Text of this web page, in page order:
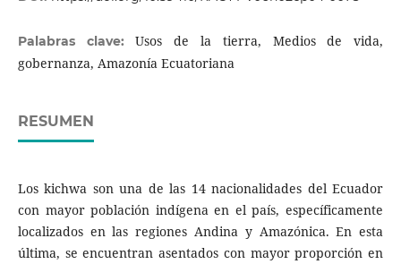
Palabras clave:Usos de la tierra, Medios de vida,
gobernanza, Amazonía Ecuatoriana
RESUMEN
Los kichwa son una de las 14 nacionalidades del Ecuador
con mayor población indígena en el país, específicamente
localizados en las regiones Andina y Amazónica. En esta
última, se encuentran asentados con mayor proporción en